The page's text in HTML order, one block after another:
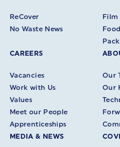
ReCover
No Waste News
Film
CAREERS
Vacancies
Work with Us
Values
Meet our People
Apprenticeships
Our
Our
MEDIA & NEWS